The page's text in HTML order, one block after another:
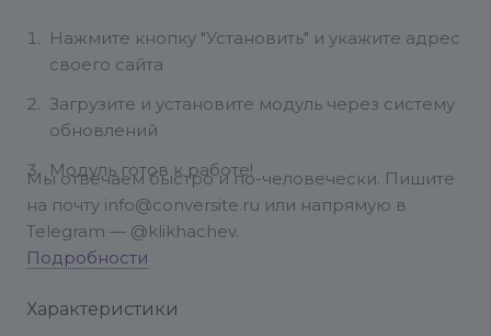
Нажмите кнопку "Установить" и укажите адрес
своего сайта
Загрузите и установите модуль через систему
обновлений
Модуль готов к работе!
Мы отвечаем быстро и по-человечески. Пишите
на почту info@conversite.ru или напрямую в
Telegram — @klikhachev.
Подробности
Характеристики